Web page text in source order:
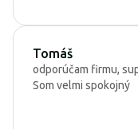
Tomáš
odporúčam firmu,
Som velmi spokojný